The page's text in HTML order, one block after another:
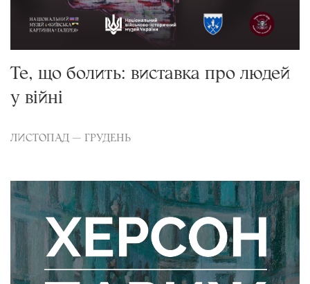
Те, що болить: виставка про людей
у війні
ЛИСТОПАД — ГРУДЕНЬ